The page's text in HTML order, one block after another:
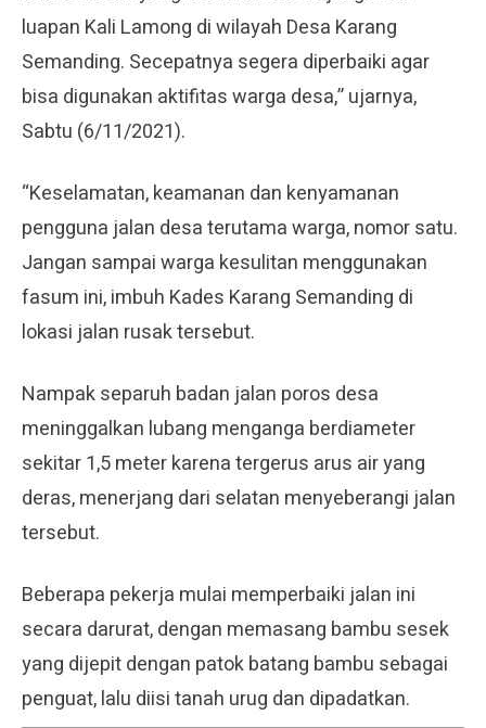
luapan Kali Lamong di wilayah Desa Karang
Semanding. Secepatnya segera diperbaiki agar
bisa digunakan aktifitas warga desa,” ujarnya,
Sabtu (6/11/2021).
“Keselamatan, keamanan dan kenyamanan
pengguna jalan desa terutama warga, nomor satu.
Jangan sampai warga kesulitan menggunakan
fasum ini, imbuh Kades Karang Semanding di
lokasi jalan rusak tersebut.
Nampak separuh badan jalan poros desa
meninggalkan lubang menganga berdiameter
sekitar 1,5 meter karena tergerus arus air yang
deras, menerjang dari selatan menyeberangi jalan
tersebut.
Beberapa pekerja mulai memperbaiki jalan ini
secara darurat, dengan memasang bambu sesek
yang dijepit dengan patok batang bambu sebagai
penguat, lalu diisi tanah urug dan dipadatkan.